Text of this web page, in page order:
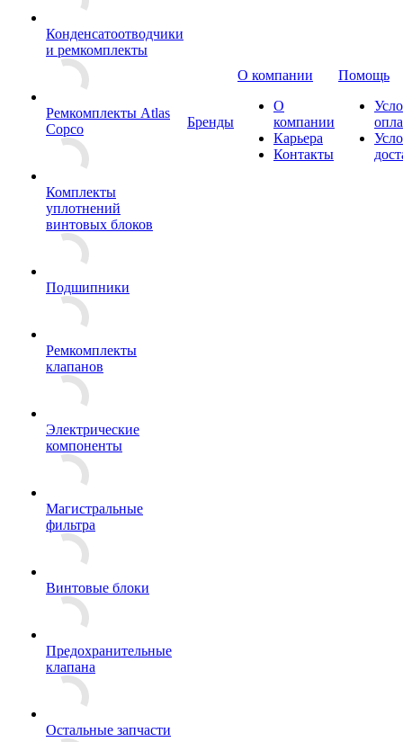
Конденсатоотводчики
и ремкомплекты
Ремкомплекты Atlas
Copco
Комплекты
уплотнений
винтовых блоков
Подшипники
Ремкомплекты
клапанов
Электрические
компоненты
Магистральные
фильтра
Винтовые блоки
Предохранительные
клапана
Остальные запчасти
Бренды
О компании
О
компании
Карьера
Контакты
Помощь